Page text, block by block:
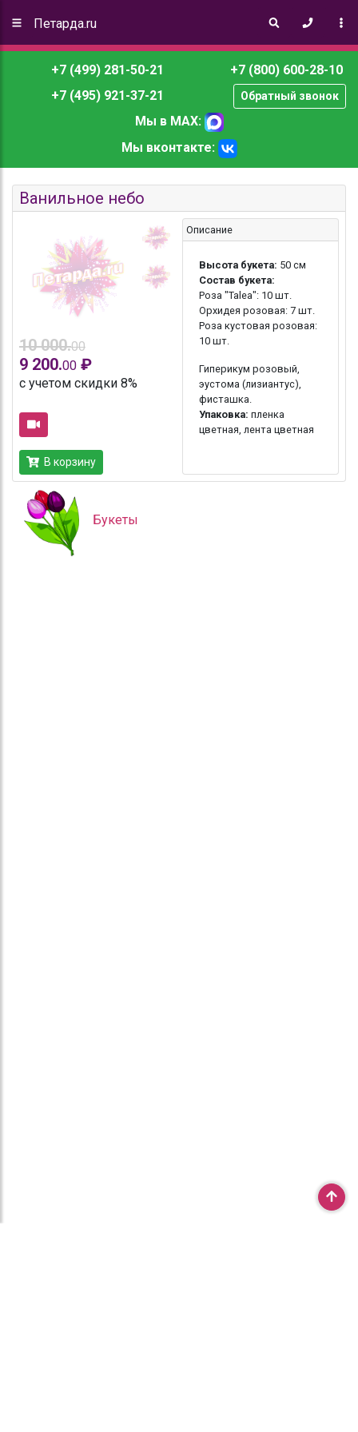
Петарда.ru
+7 (499) 281-50-21
+7 (495) 921-37-21
+7 (800) 600-28-10
Обратный звонок
Мы в MAX:
Мы вконтакте:
Ванильное небо
10 000.00
9 200.00 ₽
с учетом скидки 8%
В корзину
Описание
Высота букета: 50 см
Состав букета:
Роза "Talea": 10 шт.
Орхидея розовая: 7 шт.
Роза кустовая розовая:
10 шт.
Гиперикум розовый,
эустома (лизиантус),
фисташка.
Упаковка: пленка
цветная, лента цветная
Букеты